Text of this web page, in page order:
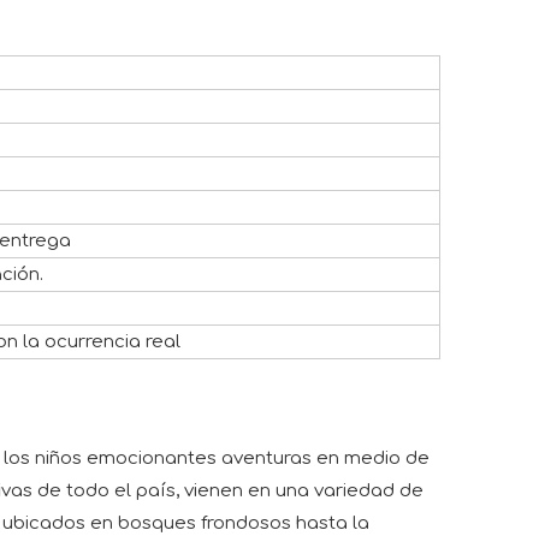
la ocurrencia real
niños emocionantes aventuras en medio de
de todo el país, vienen en una variedad de
en bosques frondosos hasta la